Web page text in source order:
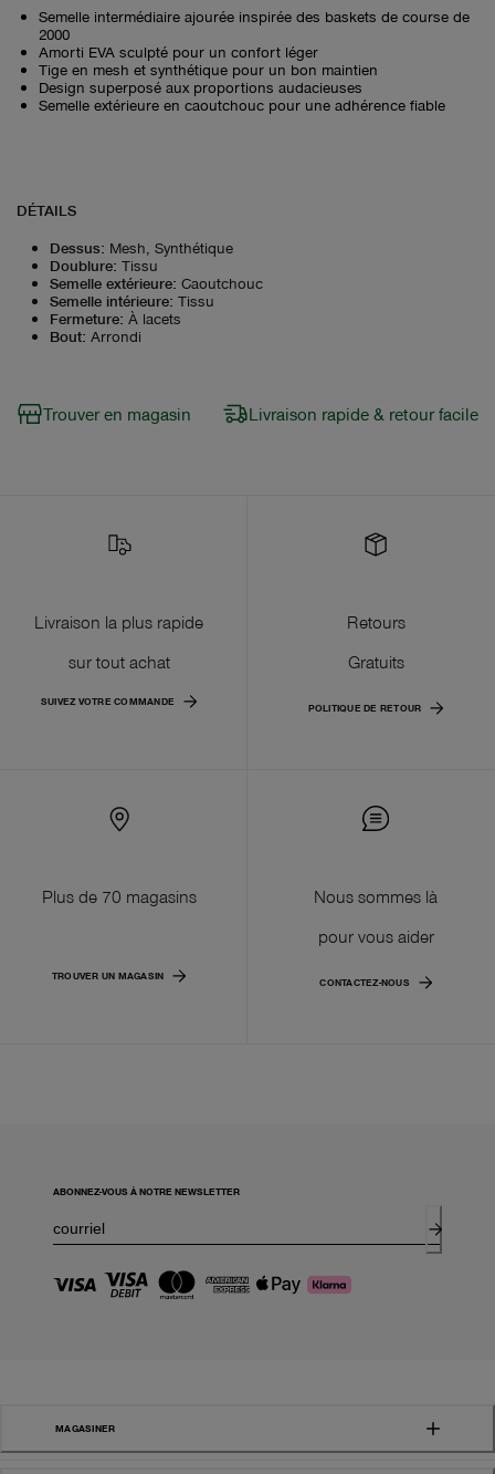
Semelle intermédiaire ajourée inspirée des baskets de course de
2000
Amorti EVA sculpté pour un confort léger
Tige en mesh et synthétique pour un bon maintien
Design superposé aux proportions audacieuses
Semelle extérieure en caoutchouc pour une adhérence fiable
DÉTAILS
Dessus: Mesh, Synthétique
Doublure: Tissu
Semelle extérieure: Caoutchouc
Semelle intérieure: Tissu
Fermeture: À lacets
Bout: Arrondi
Trouver en magasin Livraison rapide & retour facile
Livraison la plus rapide
sur tout achat
SUIVEZ VOTRE COMMANDE
Retours
Gratuits
POLITIQUE DE RETOUR
Plus de 70 magasins
TROUVER UN MAGASIN
Nous sommes là
pour vous aider
CONTACTEZ-NOUS
ABONNEZ-VOUS À NOTRE NEWSLETTER
MAGASINER